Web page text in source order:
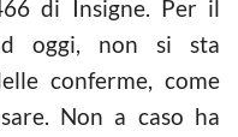
di Insigne. Per il
oggi, non si sta
conferme, come
Non a caso ha